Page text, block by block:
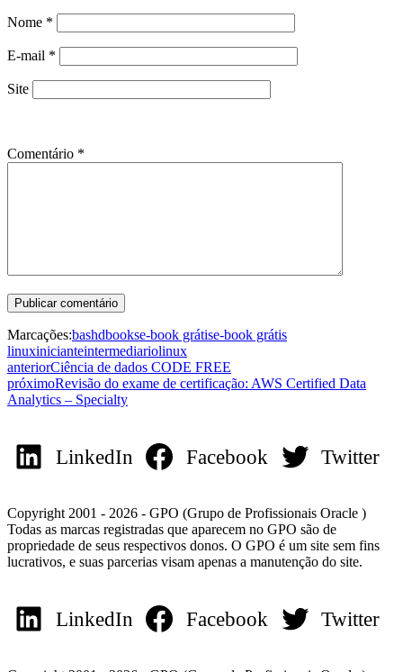
Nome *
E-mail *
Site
Comentário *
Marcações:bashdbookse-book grátise-book grátis
linuxinicianteintermediariolinux
anteriorCiência de dados CODE FREE
próximoRevisão do exame de certificação: AWS Certified Data
Analytics – Specialty
LinkedIn Facebook Twitter
Copyright 2001 - 2026 - GPO (Grupo de Profissionais Oracle )
Todas as marcas registradas que aparecem no GPO são de
propriedade de seus respectivos donos. O GPO é um site sem fins
lucrativos, e suas parcerias visam apenas a manutenção do site.
LinkedIn Facebook Twitter